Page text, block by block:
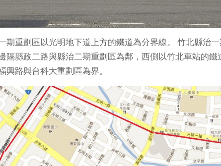
期重劃區以光明地下道上方的鐵道為分界線。 竹北縣治
隔縣政二路與縣治二期重劃區為鄰，西側以竹北車站的鐵
興路與台科大重劃區為界。